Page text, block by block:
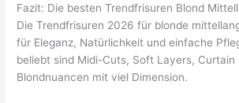
Fazit: Die besten Trendfrisuren Blond
Die Trendfrisuren 2026 für blonde
für Eleganz, Natürlichkeit und einfache
beliebt sind Midi-Cuts, Soft Layers, Curtain
Blondnuancen mit viel Dimension.